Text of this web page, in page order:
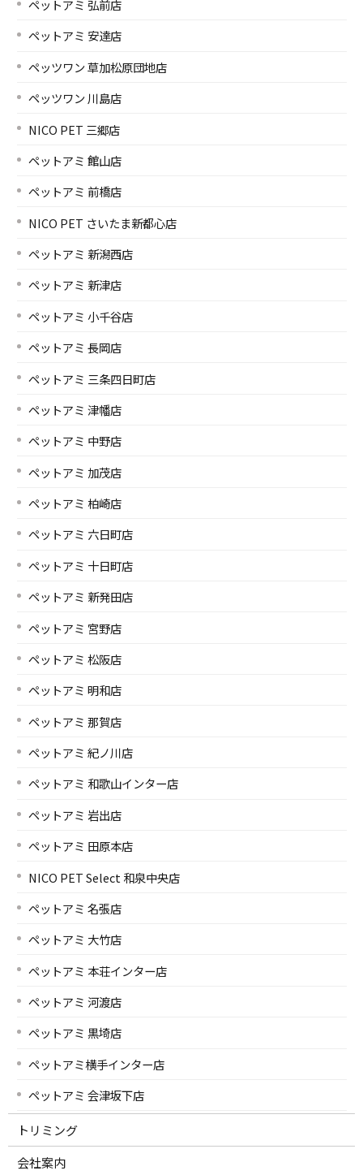
ペットアミ 弘前店
ペットアミ 安達店
ペッツワン 草加松原団地店
ペッツワン 川島店
NICO PET 三郷店
ペットアミ 館山店
ペットアミ 前橋店
NICO PET さいたま新都心店
ペットアミ 新潟西店
ペットアミ 新津店
ペットアミ 小千谷店
ペットアミ 長岡店
ペットアミ 三条四日町店
ペットアミ 津幡店
ペットアミ 中野店
ペットアミ 加茂店
ペットアミ 柏崎店
ペットアミ 六日町店
ペットアミ 十日町店
ペットアミ 新発田店
ペットアミ 宮野店
ペットアミ 松阪店
ペットアミ 明和店
ペットアミ 那賀店
ペットアミ 紀ノ川店
ペットアミ 和歌山インター店
ペットアミ 岩出店
ペットアミ 田原本店
NICO PET Select 和泉中央店
ペットアミ 名張店
ペットアミ 大竹店
ペットアミ 本荘インター店
ペットアミ 河渡店
ペットアミ 黒埼店
ペットアミ横手インター店
ペットアミ 会津坂下店
トリミング
会社案内